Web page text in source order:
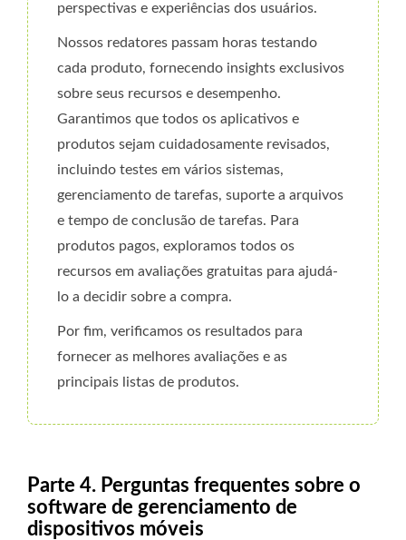
perspectivas e experiências dos usuários.
Nossos redatores passam horas testando
cada produto, fornecendo insights exclusivos
sobre seus recursos e desempenho.
Garantimos que todos os aplicativos e
produtos sejam cuidadosamente revisados,
incluindo testes em vários sistemas,
gerenciamento de tarefas, suporte a arquivos
e tempo de conclusão de tarefas. Para
produtos pagos, exploramos todos os
recursos em avaliações gratuitas para ajudá-
lo a decidir sobre a compra.
Por fim, verificamos os resultados para
fornecer as melhores avaliações e as
principais listas de produtos.
Parte 4. Perguntas frequentes sobre o
software de gerenciamento de
dispositivos móveis